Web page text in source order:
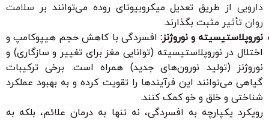
دارویی از طریق تعدیل میکروبیوتای روده می‌توانند بر سلامت
روان تأثیر مثبت بگذارند.
نوروپلاستیسیته و نوروژنز: افسردگی با کاهش حجم هیپوکامپ و
اختلال در نوروپلاستیسیته (توانایی مغز برای تغییر و سازگاری) و
نوروژنز (تولید نورون‌های جدید) همراه است. برخی ترکیبات
گیاهی می‌توانند این فرآیندها را تقویت کرده و به بهبود عملکرد
شناختی و خلق و خو کمک کنند.
رویکرد یکپارچه به افسردگی، نه تنها به درمان علائم، بلکه به